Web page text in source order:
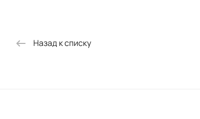
Назад к списку